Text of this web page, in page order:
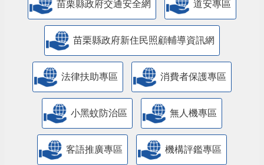
苗栗縣政府交通安全網 道安專區
苗栗縣政府新住民照顧輔導資訊網
法律扶助專區 消費者保護專區
小黑蚊防治區 無人機專區
客語推廣專區 機構評鑑專區